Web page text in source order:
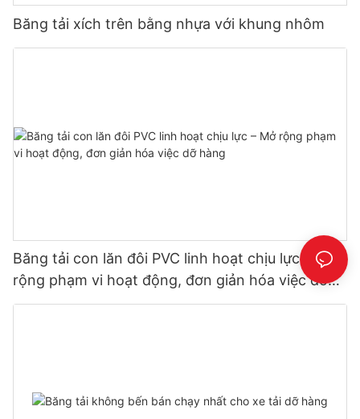
Băng tải xích trên bằng nhựa với khung nhôm
Băng tải con lăn đôi PVC linh hoạt chịu lực – Mở
rộng phạm vi hoạt động, đơn giản hóa việc dỡ
hàng